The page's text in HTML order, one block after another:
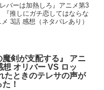
バーは加熱しろ』アニメ第3
推しにガチ恋してはならな
3話 感想（ネタバレあり）
魔剣が支配する』 アニ
想 オリバー VS ロッ
たときのテレサの声が
！